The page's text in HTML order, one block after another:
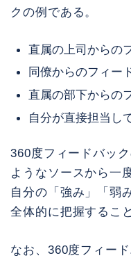
クの例である。
直属の上司からの
同僚からのフィー
直属の部下からの
自分が直接担当し
360度フィードバッ
ようなソースから一
自分の「強み」「弱
全体的に把握するこ
なお、360度フィー